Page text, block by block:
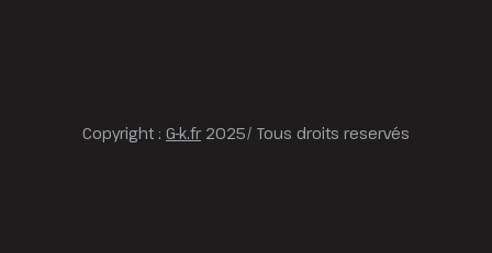
Copyright : G-k.fr2025/ Tous droits reservés